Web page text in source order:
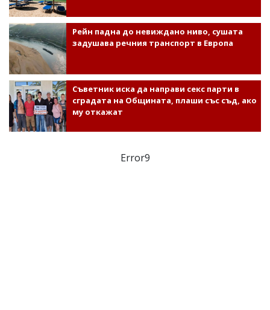
Рейн падна до невиждано ниво, сушата
задушава речния транспорт в Европа
Съветник иска да направи секс парти в
сградата на Общината, плаши със съд, ако
му откажат
Error9